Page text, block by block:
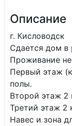
Описание
г. Кисловодск
Сдается дом в
Проживание
Первый этаж
полы.
Второй этаж 2
Третий этаж 2
Навес и зона